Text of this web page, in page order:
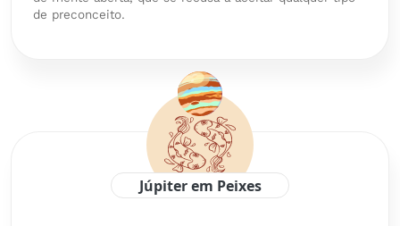
de preconceito.
Júpiter em Peixes